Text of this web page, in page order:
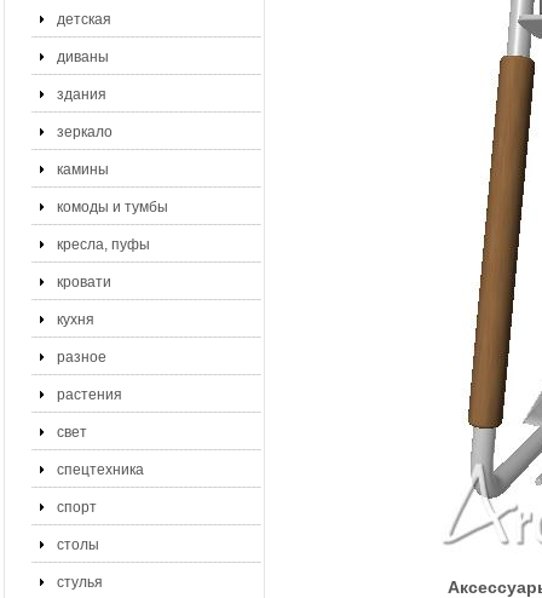
детская
диваны
здания
зеркало
камины
комоды и тумбы
кресла, пуфы
кровати
кухня
разное
растения
свет
спецтехника
спорт
столы
стулья